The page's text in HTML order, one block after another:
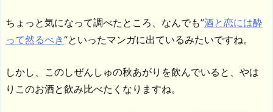
ちょっと気になって調べたところ、なんでも”酒と恋には酔
って然るべき“といったマンガに出ているみたいですね。
しかし、このしぜんしゅの秋あがりを飲んでいると、やは
りこのお酒と飲み比べたくなりますね。